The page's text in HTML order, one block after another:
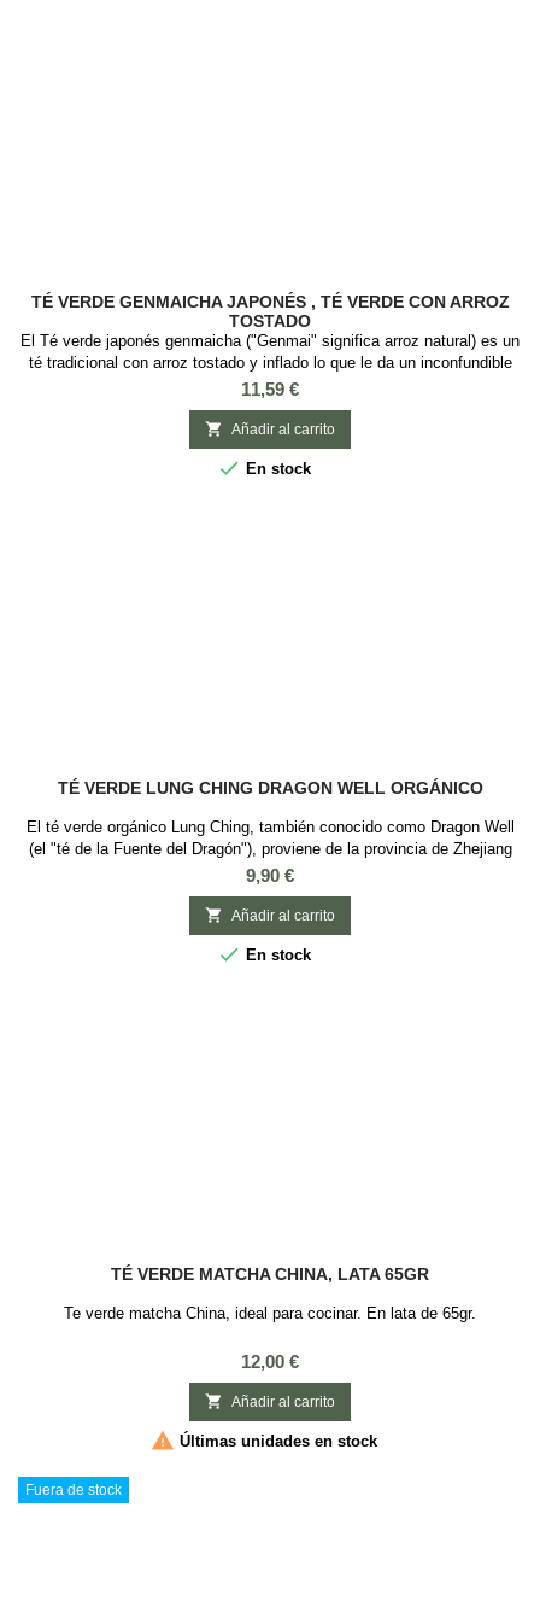
TÉ VERDE GENMAICHA JAPONÉS , TÉ VERDE CON ARROZ
TOSTADO
El Té verde japonés genmaicha ("Genmai" significa arroz natural) es un
té tradicional con arroz tostado y inflado lo que le da un inconfundible
sabor. El té Genmaicha se caracteriza por un sabor suave aportado por
el té Bancha y notas ligeramente dulce a nuez y caramelo. Tiene bajo
contenido en cafeína, lo que lo hacen ideal para consumir a lo largo
del...
Precio
11,59 €
 Añadir al carrito
 En stock
TÉ VERDE LUNG CHING DRAGON WELL ORGÁNICO
El té verde orgánico Lung Ching, también conocido como Dragon Well
(el "té de la Fuente del Dragón"), proviene de la provincia de Zhejiang
en China. Es un té conocido por sus largas hebras, signo de gran
calidad, que nos deja un aroma ligeramente tostado, vegetal, algas,
equilibrado, suave con una gran complejidad y una leve astringencia al
final, además...
Precio
9,90 €
 Añadir al carrito
 En stock
TÉ VERDE MATCHA CHINA, LATA 65GR
Te verde matcha China, ideal para cocinar. En lata de 65gr.
Precio
12,00 €
 Añadir al carrito
 Últimas unidades en stock
Fuera de stock